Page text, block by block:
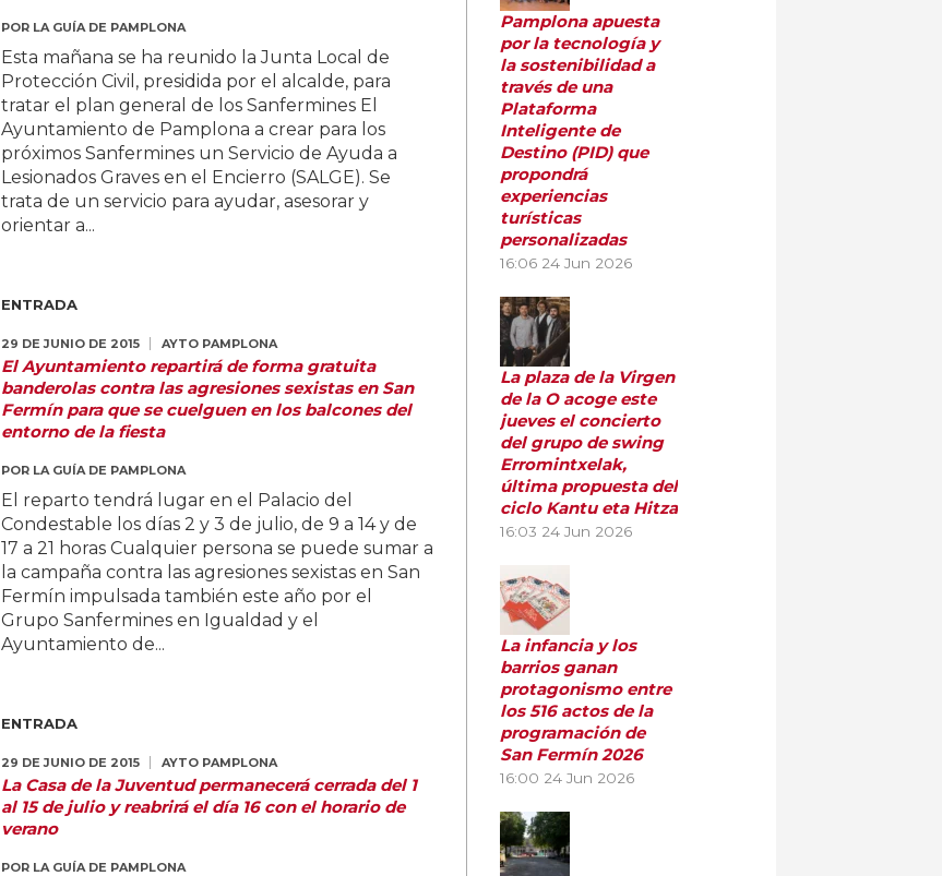
POR LA GUÍA DE PAMPLONA
Esta mañana se ha reunido la Junta Local de
Protección Civil, presidida por el alcalde, para
tratar el plan general de los Sanfermines El
Ayuntamiento de Pamplona a crear para los
próximos Sanfermines un Servicio de Ayuda a
Lesionados Graves en el Encierro (SALGE). Se
trata de un servicio para ayudar, asesorar y
orientar a...
ENTRADA
29 DE JUNIO DE 2015 AYTO PAMPLONA
El Ayuntamiento repartirá de forma gratuita
banderolas contra las agresiones sexistas en San
Fermín para que se cuelguen en los balcones del
entorno de la fiesta
POR LA GUÍA DE PAMPLONA
El reparto tendrá lugar en el Palacio del
Condestable los días 2 y 3 de julio, de 9 a 14 y de
17 a 21 horas Cualquier persona se puede sumar a
la campaña contra las agresiones sexistas en San
Fermín impulsada también este año por el
Grupo Sanfermines en Igualdad y el
Ayuntamiento de...
ENTRADA
29 DE JUNIO DE 2015 AYTO PAMPLONA
La Casa de la Juventud permanecerá cerrada del 1
al 15 de julio y reabrirá el día 16 con el horario de
verano
POR LA GUÍA DE PAMPLONA
Pamplona apuesta
por la tecnología y
la sostenibilidad a
través de una
Plataforma
Inteligente de
Destino (PID) que
propondrá
experiencias
turísticas
personalizadas
16:06 24 Jun 2026
La plaza de la Virgen
de la O acoge este
jueves el concierto
del grupo de swing
Erromintxelak,
última propuesta del
ciclo Kantu eta Hitza
16:03 24 Jun 2026
La infancia y los
barrios ganan
protagonismo entre
los 516 actos de la
programación de
San Fermín 2026
16:00 24 Jun 2026